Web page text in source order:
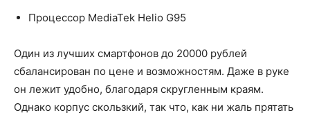
Процессор MediaTek Helio G95
Один из лучших смартфонов до 20000 рублей
сбалансирован по цене и возможностям. Даже в руке
он лежит удобно, благодаря скругленным краям.
Однако корпус скользкий, так что, как ни жаль прятать